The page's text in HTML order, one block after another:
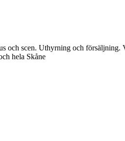
scen. Uthyrning och försäljning.
hela Skåne